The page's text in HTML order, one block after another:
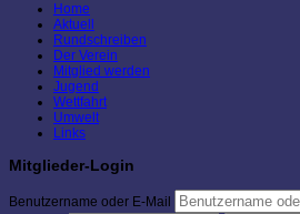
Home
Aktuell
Rundschreiben
Der Verein
Mitglied werden
Jugend
Wettfahrt
Umwelt
Links
Mitglieder-Login
Benutzername oder E-Mail